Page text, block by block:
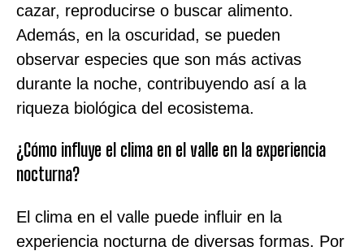
cazar, reproducirse o buscar alimento.
Además, en la oscuridad, se pueden
observar especies que son más activas
durante la noche, contribuyendo así a la
riqueza biológica del ecosistema.
¿Cómo influye el clima en el valle en la experiencia
nocturna?
El clima en el valle puede influir en la
experiencia nocturna de diversas formas. Por